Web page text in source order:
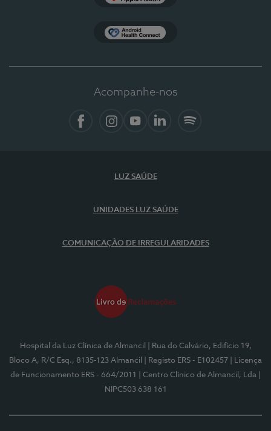
Acompanhe-nos
LUZ SAÚDE
UNIDADES LUZ SAÚDE
COMUNICAÇÃO DE IRREGULARIDADES
Hospital da Luz Clínica de Almancil
| Rua do Calvário, Edifício 19,
Bloco A, R/C Esq., 8135-123 Almancil
| Registo ERS - E102457
| Licença
de Funcionamento ERS - 664/2011
| Centro Clínico de Almancil, Lda
NIPC503 638 161